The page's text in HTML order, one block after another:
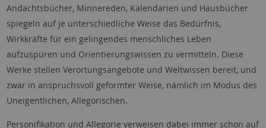
Andachtsbücher, Minnereden, Kalendarien und Hausbücher
spiegeln auf je unterschiedliche Weise das Bedürfnis,
Wirkkräfte für ein gelingendes menschliches Leben
aufzuspüren und Orientierungswissen zu vermitteln. Diese
Werke stellen Verortungsangebote und Weltwissen bereit, und
zwar in anspruchsvoll geformter Weise, nämlich im Modus des
Uneigentlichen, Allegorischen.
Personifikation und Allegorie verweisen dabei immer schon auf